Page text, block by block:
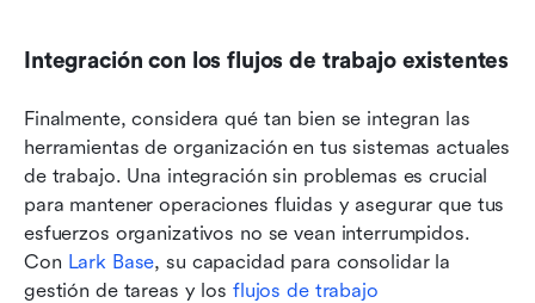
Integración con los flujos de trabajo existentes
Finalmente, considera qué tan bien se integran las
herramientas de organización en tus sistemas actuales
de trabajo. Una integración sin problemas es crucial
para mantener operaciones fluidas y asegurar que tus
esfuerzos organizativos no se vean interrumpidos.
Con Lark Base, su capacidad para consolidar la
gestión de tareas y los flujos de trabajo